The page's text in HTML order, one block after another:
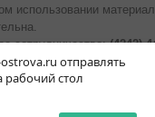
отправлять
рабочий стол
использовании
сотрудничество:(4242)
разработано